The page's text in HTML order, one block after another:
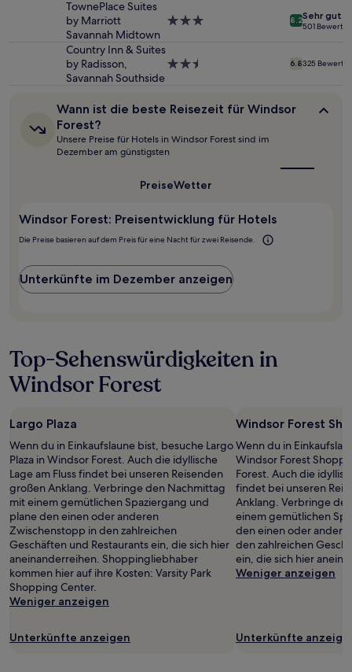
TownePlace Suites
by Marriott
Savannah Midtown
3.0-
8.2Sehr gut
501
Country Inn & Suites
by Radisson,
Savannah Southside
2.5-
6.8325
Wann
ist
die
beste
Reisezeit
Wann ist die beste Reisezeit für Windsor
Forest?
Unsere Preise für Hotels in Windsor Forest sind im
Dezember am günstigsten
PreiseWetter
Windsor Forest: Preisentwicklung für Hotels
Die Preise basieren auf dem Preis für eine Nacht für zwei Reisende.
Unterkünfte im Dezember anzeigen
Top-Sehenswürdigkeiten in
Windsor Forest
Largo Plaza
Wenn du in Einkaufslaune bist, besuche Largo
Plaza in Windsor Forest. Auch die idyllische
Lage am Fluss findet bei unseren Reisenden
großen Anklang. Verbringe den Nachmittag
mit einem gemütlichen Spaziergang und
plane den einen oder anderen
Zwischenstopp in den zahlreichen
Geschäften und Restaurants ein, die sich hier
aneinanderreihen. Shoppingliebhaber
kommen hier auf ihre Kosten: Varsity Park
Shopping Center.
Weniger anzeigen
Unterkünfte anzeigen
Windsor Forest
Wenn du in
Windsor Forest
Forest. Auch die
findet bei unseren
Anklang. Verbringe
einem gemütlichen
den einen oder
den zahlreichen
ein, die sich hier
Weniger anzeigen
Unterkünfte